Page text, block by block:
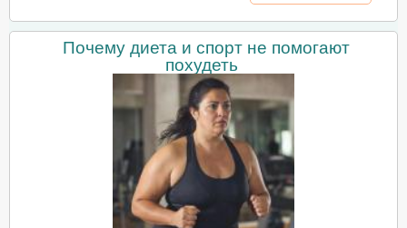
Почему диета и спорт не помогают
похудеть